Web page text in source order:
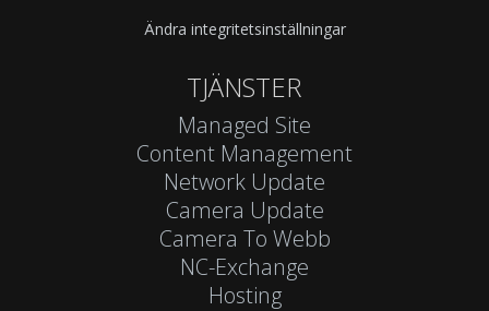
Ändra integritetsinställningar
TJÄNSTER
Managed Site
Content Management
Network Update
Camera Update
Camera To Webb
NC-Exchange
Hosting